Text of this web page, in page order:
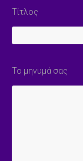
Τίτλος
Το μηνυμά σας